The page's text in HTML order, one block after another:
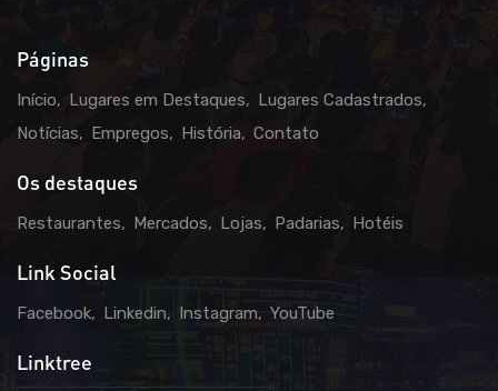
Páginas
Início Lugares em Destaques
Lugares Cadastrados
Notícias
Empregos História Contato
Os destaques
Restaurantes Mercados Lojas Padarias Hotéis
Link Social
Facebook Linkedin Instagram YouTube
Linktree